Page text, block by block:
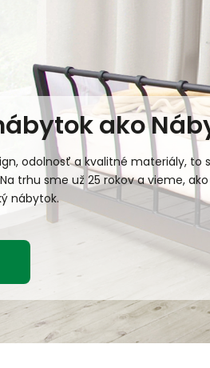
ako
odolnosť a kvalitné materiály,
trhu sme už 25 rokov a vieme,
nábytok.